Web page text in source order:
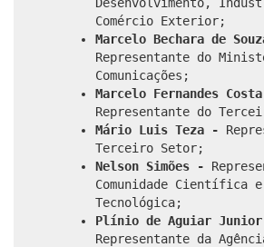
Comércio Exterior;
Marcelo Bechara de
Representante do
Comunicações;
Marcelo Fernandes
Representante do
Mário Luis Teza -
Terceiro Setor;
Nelson Simões -
Comunidade Científica e
Tecnológica;
Plínio de Aguiar
Representante da